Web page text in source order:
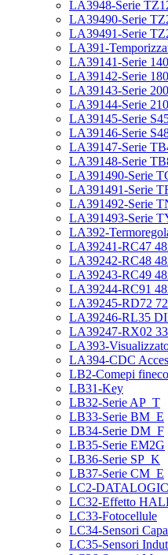
LA3948-Serie
LA39490-Serie
LA39491-Serie
LA391-
LA39141-Serie
LA39142-Serie
LA39143-Serie
LA39144-Serie
LA39145-Serie
LA39146-Serie
LA39147-Serie
LA39148-Serie
LA391490-Serie
LA391491-Serie
LA391492-Serie
LA391493-Serie
LA392-
LA39241-RC47
LA39242-RC48
LA39243-RC49
LA39244-RC91
LA39245-RD72
LA39246-RL35
LA39247-RX02
LA393-
LA394-CDC
LB2-Comepi
LB31-Key
LB32-Serie AP_T
LB33-Serie BM_E
LB34-Serie DM_F
LB35-Serie EM2G
LB36-Serie SP_K
LB37-Serie CM_E
LC2-
LC32-Effetto
LC33-Fotocellule
LC34-Sensori
LC35-Sensori